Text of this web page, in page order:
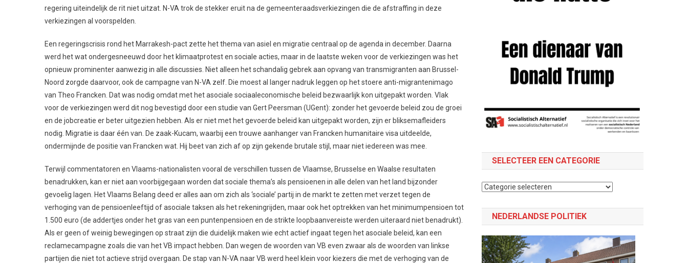
regering uiteindelijk de rit niet uitzat. N-VA trok de stekker eruit na de gemeenteraadsverkiezingen die de afstraffing in deze
verkiezingen al voorspelden.
Een regeringscrisis rond het Marrakesh-pact zette het thema van asiel en migratie centraal op de agenda in december. Daarna
werd het wat ondergesneeuwd door het klimaatprotest en sociale acties, maar in de laatste weken voor de verkiezingen was het
opnieuw prominenter aanwezig in alle discussies. Niet alleen het schandalig gebrek aan opvang van transmigranten aan Brussel-
Noord zorgde daarvoor, ook de campagne van N-VA zelf. Die moest al langer nadruk leggen op het stoere anti-migrantenimago
van Theo Francken. Dat was nodig omdat met het asociale sociaaleconomische beleid bezwaarlijk kon uitgepakt worden. Vlak
voor de verkiezingen werd dit nog bevestigd door een studie van Gert Peersman (UGent): zonder het gevoerde beleid zou de groei
en de jobcreatie er beter uitgezien hebben. Als er niet met het gevoerde beleid kan uitgepakt worden, zijn er bliksemafleiders
nodig. Migratie is daar één van. De zaak-Kucam, waarbij een trouwe aanhanger van Francken humanitaire visa uitdeelde,
ondermijnde de positie van Francken wat. Hij beet van zich af op zijn gekende brutale stijl, maar niet iedereen was mee.
Terwijl commentatoren en Vlaams-nationalisten vooral de verschillen tussen de Vlaamse, Brusselse en Waalse resultaten
benadrukken, kan er niet aan voorbijgegaan worden dat sociale thema’s als pensioenen in alle delen van het land bijzonder
gevoelig lagen. Het Vlaams Belang deed er alles aan om zich als ‘sociale’ partij in de markt te zetten met verzet tegen de
verhoging van de pensioenleeftijd of asociale taksen als het rekeningrijden, maar ook het optrekken van het minimumpensioen tot
1.500 euro (de addertjes onder het gras van een puntenpensioen en de strikte loopbaanvereiste werden uiteraard niet benadrukt).
Als er geen of weinig bewegingen op straat zijn die duidelijk maken wie echt actief ingaat tegen het asociale beleid, kan een
reclamecampagne zoals die van het VB impact hebben. Dan wegen de woorden van VB even zwaar als de woorden van linkse
partijen die niet tot actieve strijd overgaan. De stap van N-VA naar VB werd heel klein voor kiezers die met de verhoging van de
SELECTEER EEN CATEGORIE
Selecteer
categorie
NEDERLANDSE POLITIEK